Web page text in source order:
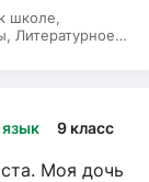
школе,
Литературное
язык 9 класс
Моя дочь